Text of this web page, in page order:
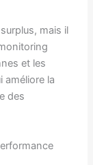
mais il
et les
la
des